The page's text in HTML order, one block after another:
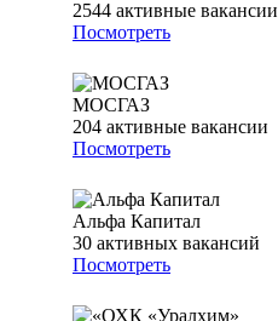
2544 активные вакансии
Посмотреть
МОСГАЗ
204 активные вакансии
Посмотреть
Альфа Капитал
30 активных вакансий
Посмотреть